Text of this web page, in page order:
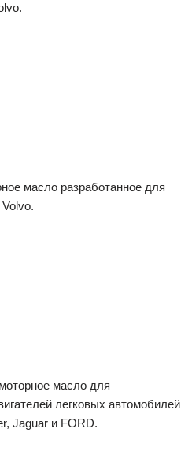
масло разработанное для
масло для
легковых автомобилей
Jaguar и FORD.